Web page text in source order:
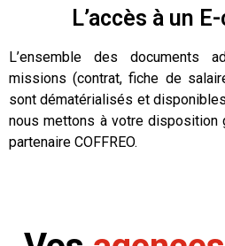
L’accès à un
L’ensemble des documents
missions (contrat, fiche de
sont dématérialisés et
nous mettons à votre disposition
partenaire COFFREO.